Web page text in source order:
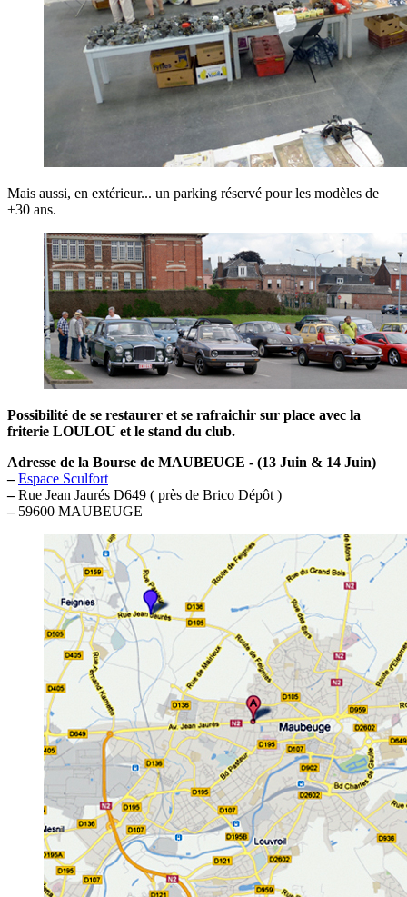
Mais aussi, en extérieur... un parking réservé pour les modèles de
+30 ans.
Possibilité de se restaurer et se rafraichir sur place avec la
friterie LOULOU et le stand du club.
Adresse de la Bourse de MAUBEUGE - (13 Juin & 14 Juin)
– Espace Sculfort
–Rue Jean Jaurés D649 ( près de Brico Dépôt )
–59600 MAUBEUGE